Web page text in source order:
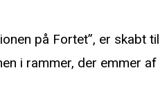
på Fortet”, er skabt til
i rammer, der emmer af